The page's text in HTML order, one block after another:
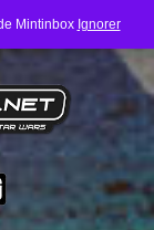
Mintinbox Ignorer